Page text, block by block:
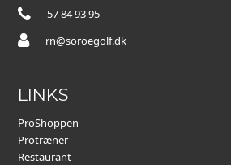
57 84 93 95
rn@soroegolf.dk
LINKS
ProShoppen
Protræner
Restaurant